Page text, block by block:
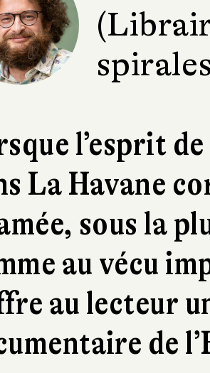
l’esprit
La Havane
sous la
au vécu
au lecteur
de